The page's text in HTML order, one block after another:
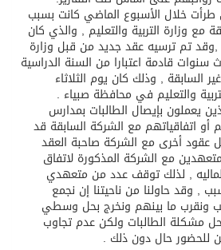
خلال الأسبوع الماضي كانت بسبب
مع وزارة التربية والتعليم , والذي كان
تم ترسيه عقد جديد من قبل وزارة
سنوات قادمة اعتبارا من السنة الدراسية
السابقة , وذلك كان يوم الثلاثاء
والتعليم في محافظة صبياء .
يعملون بإيصال الطالبات بمدارس
اتفاقياتهم مع الشركة السابقة قد
أخرى مع الشركة صاحبة العقد
مع الشركة المذكورة لاتفاق
, لذلك توقف عدد من متعهدي
, وقد حاولنا من ناحيتنا إن نجمع
ونقرب ما بينهم ونخرج بحل وسطي
مشكلة الطالبات ولكن عدم تجاوب
للحضور حال دون ذلك .